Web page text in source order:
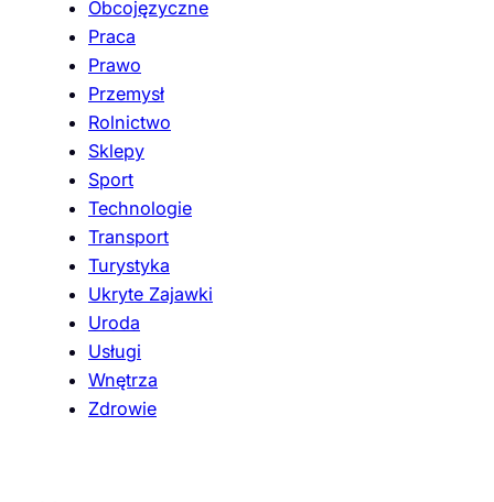
Obcojęzyczne
Praca
Prawo
Przemysł
Rolnictwo
Sklepy
Sport
Technologie
Transport
Turystyka
Ukryte Zajawki
Uroda
Usługi
Wnętrza
Zdrowie